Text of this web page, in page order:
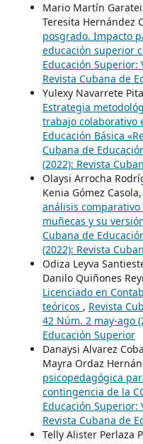
Mario Martín
Teresita Hernández
posgrado. Impacto
educación superior
Educación Superior:
Revista Cubana de
Yulexy Navarrete
Estrategia
trabajo colaborativo
Educación Básica
Cubana de
(2022): Revista
Olaysi Arrocha
Kenia Gómez Casola,
análisis
muñecas y su
Cubana de
(2022): Revista
Odiza Leyva
Danilo Quiñones
Licenciado en
teóricos , Revista
42 Núm. 2 may-ago
Educación Superior
Danaysi Alvarez
Mayra Ordaz
psicopedagógica
contingencia de la
Educación Superior:
Revista Cubana de
Telly Alister Perlaza